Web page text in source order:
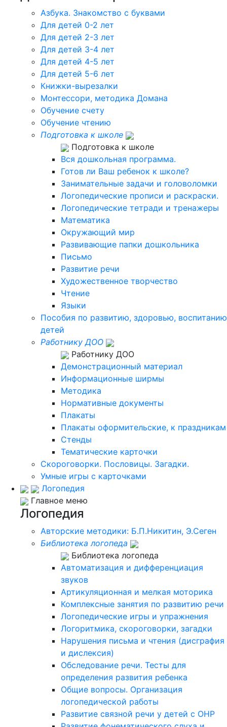
Азбука. Знакомство с буквами
Для детей 0-2 лет
Для детей 2-3 лет
Для детей 3-4 лет
Для детей 4-5 лет
Для детей 5-6 лет
Книжки-вырезалки
Монтессори, методика Домана
Обучение счету
Обучение чтению
Подготовка к школе
Подготовка к школе
Вся дошкольная программа.
Готов ли Ваш ребенок к школе?
Занимательные задачи и головоломки
Логопедические прописи и раскраски.
Логопедические тетради и тренажеры
Математика
Окружающий мир
Развивающие папки дошкольника
Письмо
Развитие речи
Художественное творчество
Чтение
Языки
Пособия по развитию, здоровью, воспитанию
детей
Работнику ДОО
Работнику ДОО
Демонстрационный материал
Информационные ширмы
Методика
Нормативные документы
Плакаты
Плакаты оформительские, к праздникам
Стенды
Тематические карточки
Скороговорки. Пословицы. Загадки.
Умные игры с карточками
Логопедия
Главное меню
Логопедия
Авторские методики: Б.П.Никитин, Э.Сеген
Библиотека логопеда
Библиотека логопеда
Автоматизация и дифференциация
звуков
Артикуляционная и мелкая моторика
Комплексные занятия по развитию речи
Логопедические игры и упражнения
Логоритмика, скороговорки, загадки
Нарушения письма и чтения (дисграфия
и дислексия)
Обследование речи. Тесты для
определения развития ребенка
Общие вопросы. Организация
логопедической работы
Развитие связной речи у детей с ОНР